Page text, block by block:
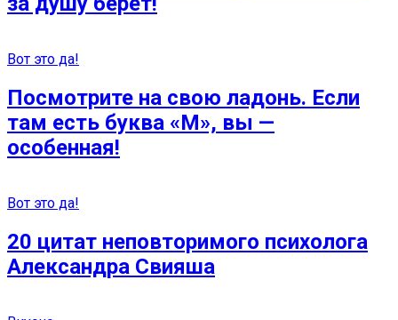
Вот это да!
Посмотрите на свою ладонь. Если
там есть буква «М», вы —
особенная!
Вот это да!
20 цитат неповторимого психолога
Александра Свияша